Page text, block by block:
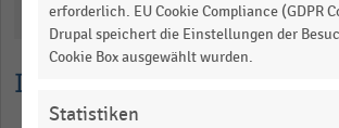
Lesehilfe
Katalogisierung
erforderlich. EU Cookie Compliance (GDPR
Drupal speichert die Einstellungen der
Cookie Box ausgewählt wurden.
Statistiken